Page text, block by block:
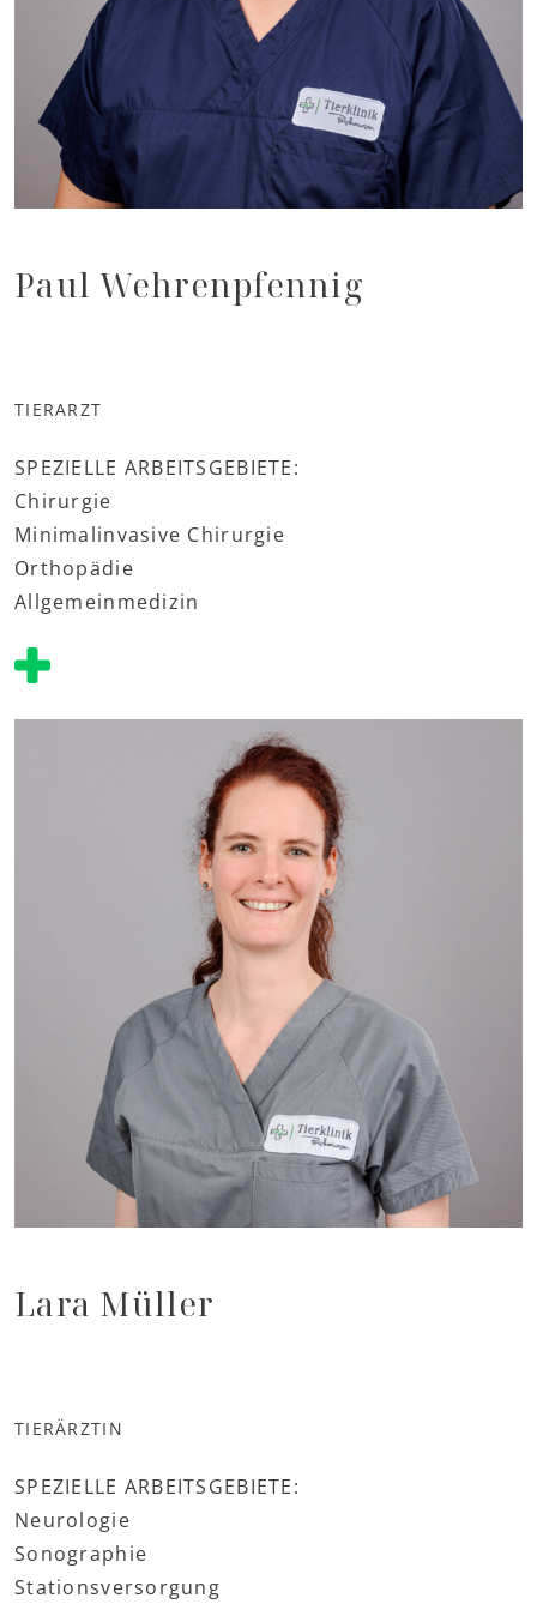
Paul Wehrenpfennig
TIERARZT
SPEZIELLE ARBEITSGEBIETE:
Chirurgie
Minimalinvasive Chirurgie
Orthopädie
Allgemeinmedizin
Lara Müller
TIERÄRZTIN
SPEZIELLE ARBEITSGEBIETE:
Neurologie
Sonographie
Stationsversorgung